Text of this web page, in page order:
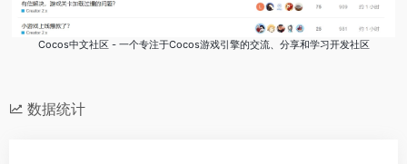
Cocos中文社区 - 一个专注于Cocos游戏引擎的交流、分享和学习开发社区
数据统计